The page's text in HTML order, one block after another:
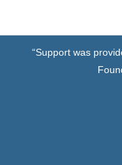
“Support was